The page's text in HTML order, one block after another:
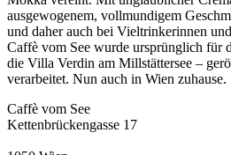
ausgewogenem, vollmundigem
und daher auch bei Vieltrinkerinnen
Caffè vom See wurde ursprünglich für
die Villa Verdin am Millstättersee –
verarbeitet. Nun auch in Wien zuhause.
Caffè vom See
Kettenbrückengasse 17